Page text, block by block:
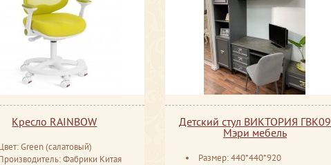
Кресло RAINBOW
Green (салатовый)
Фабрики Китая
Детский стул ВИКТОРИЯ ГВК09
Мэри мебель
Размер: 440*440*920